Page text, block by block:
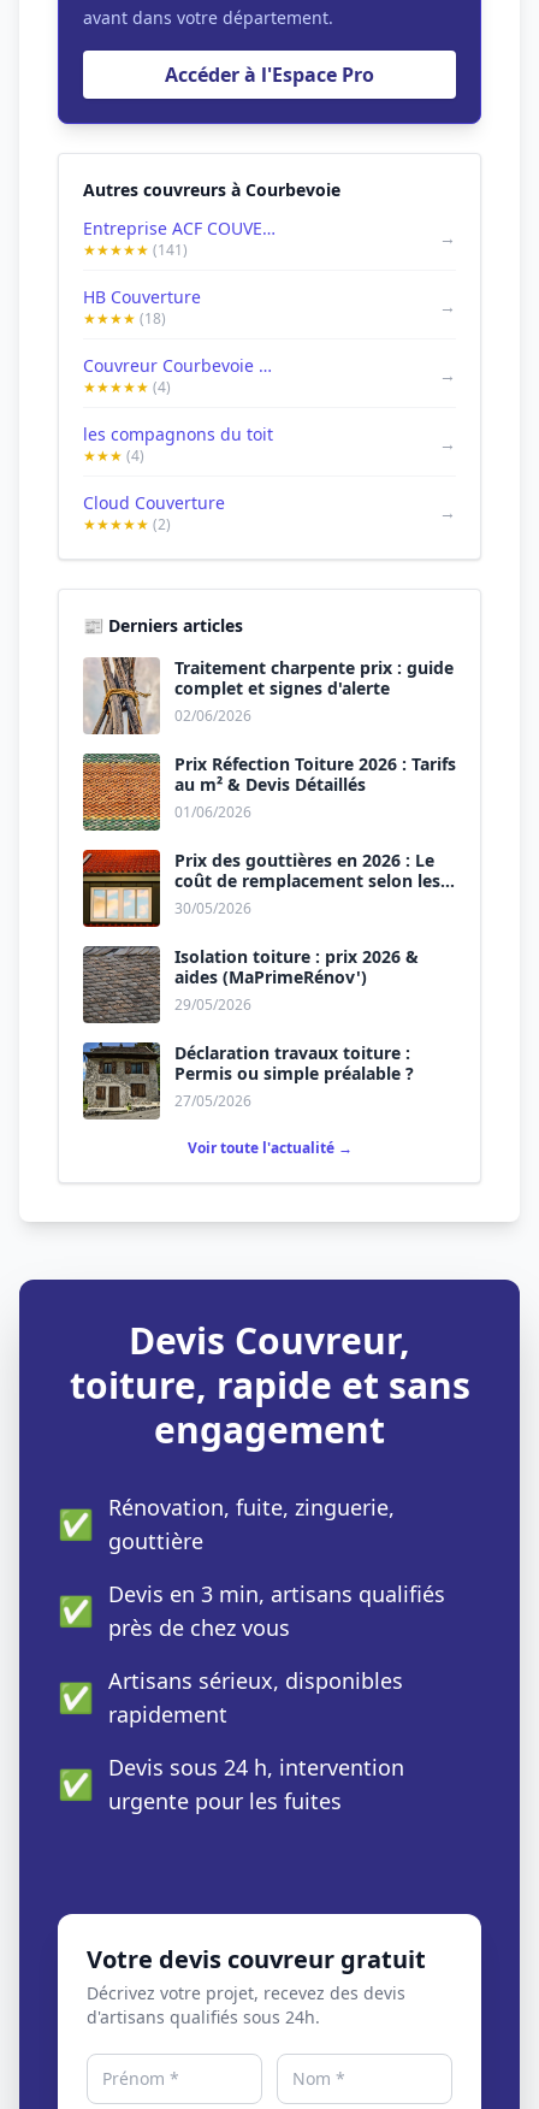
avant dans votre département.
Accéder à l'Espace Pro
Autres couvreurs à Courbevoie
Entreprise ACF COUVERTURE Compagnon Couvreur Charpentier Zingueur 92 Société - Courbevoie
★★★★★ (141)
→
HB Couverture
★★★★ (18)
→
Couvreur Courbevoie - Couv Assur
★★★★★ (4)
→
les compagnons du toit
★★★ (4)
→
Cloud Couverture
★★★★★ (2)
→
📰 Derniers articles
Traitement charpente prix : guide
complet et signes d'alerte
02/06/2026
Prix Réfection Toiture 2026 : Tarifs
au m² & Devis Détaillés
01/06/2026
Prix des gouttières en 2026 : Le
coût de remplacement selon les
matériaux
30/05/2026
Isolation toiture : prix 2026 &
aides (MaPrimeRénov')
29/05/2026
Déclaration travaux toiture :
Permis ou simple préalable ?
27/05/2026
Voir toute l'actualité →
Devis Couvreur,
toiture, rapide et sans
engagement
✅ Rénovation, fuite, zinguerie,
gouttière
✅ Devis en 3 min, artisans qualifiés
près de chez vous
✅ Artisans sérieux, disponibles
rapidement
✅ Devis sous 24 h, intervention
urgente pour les fuites
Votre devis couvreur gratuit
Décrivez votre projet, recevez des devis
d'artisans qualifiés sous 24h.